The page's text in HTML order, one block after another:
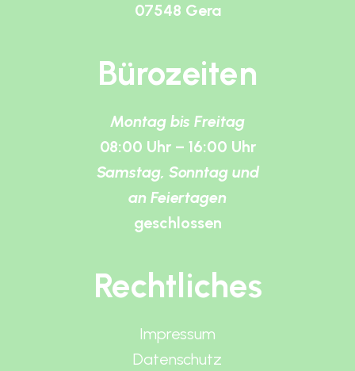
07548 Gera
Bürozeiten
Montag bis Freitag
08:00 Uhr – 16:00 Uhr
Samstag, Sonntag und
an Feiertagen
geschlossen
Rechtliches
Impressum
Datenschutz